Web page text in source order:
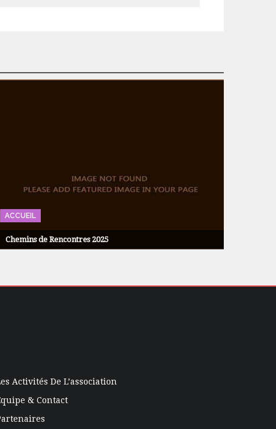
ACCUEIL
Chemins de Rencontres 2025
Activités De L’association
& Contact